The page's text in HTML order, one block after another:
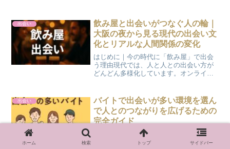
出会い
飲み屋と出会いがつなぐ人の輪｜
大阪の夜から見る現代の出会い文
化とリアルな人間関係の変化
はじめに｜今の時代に「飲み屋」で出会
う理由現代では、人と人との出会い方が
どんどん多様化しています。オンライン
ます。その中でも「飲み屋」という空間
は、偶然の出会いや自然な会...
出会い
バイトで出会いが多い環境を選ん
で人とのつながりを広げるための
完全ガイド
アルバイトはお金を稼ぐためだけのもの
ではなく、人と出会い、関係を深める場
ホーム 検索 トップ サイドバー